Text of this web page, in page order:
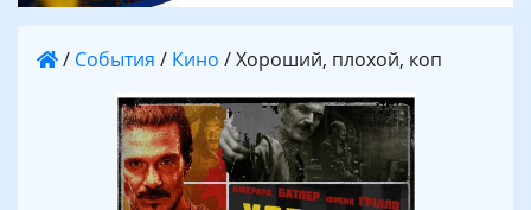
/ События / Кино /Хороший, плохой, коп